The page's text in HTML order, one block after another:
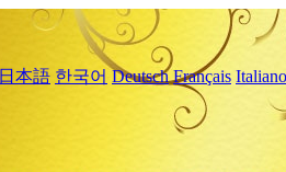
日本語 한국어 Deutsch Français Italiano